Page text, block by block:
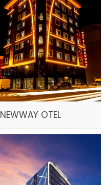
NEWWAY OTEL